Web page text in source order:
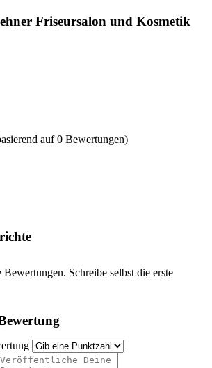
Friseursalon und Kosmetik
auf 0 Bewertungen)
Schreibe selbst die erste